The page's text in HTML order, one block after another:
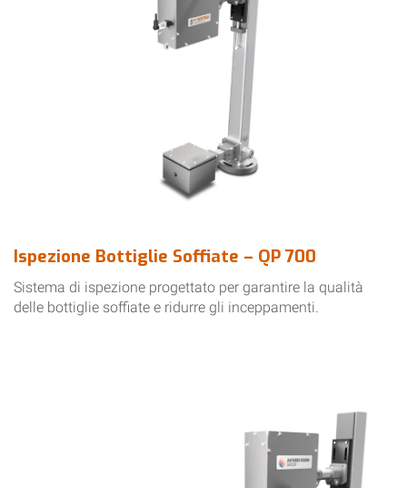
Ispezione Bottiglie Soffiate – QP 700
Sistema di ispezione progettato per garantire la qualità
delle bottiglie soffiate e ridurre gli inceppamenti.